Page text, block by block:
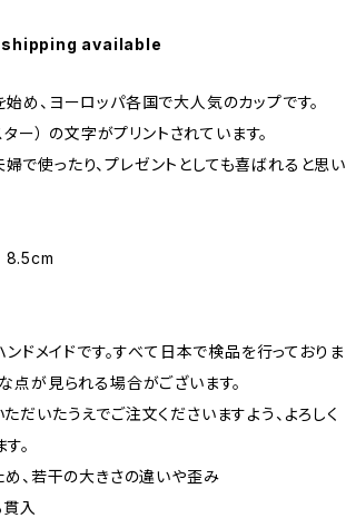
available
め、ヨーロッパ各国で大人気のカップです。
ー） の文字がプリントされています。
で使ったり、プレゼントとしても喜ばれると思い
8.5cm
ドメイドです。すべて日本で検品を行っておりま
点が見られる場合がございます。
だいたうえでご注文くださいますよう、よろしく
。
め、若干の大きさの違いや歪み
入